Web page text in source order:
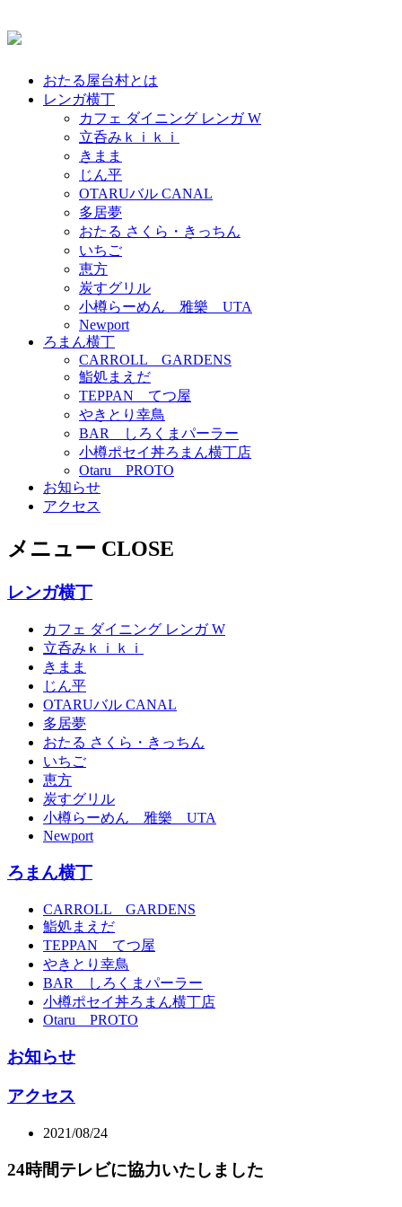
おたる屋台村とは
レンガ横丁
カフェ ダイニング レンガ W
立呑みｋｉｋｉ
きまま
じん平
OTARUバル CANAL
多居夢
おたる さくら・きっちん
いちご
恵方
炭すグリル
小樽らーめん 雅樂 UTA
Newport
ろまん横丁
CARROLL GARDENS
鮨処まえだ
TEPPAN てつ屋
やきとり幸鳥
BAR しろくまパーラー
小樽ポセイ丼ろまん横丁店
Otaru PROTO
お知らせ
アクセス
メニュー CLOSE
レンガ横丁
カフェ ダイニング レンガ W
立呑みｋｉｋｉ
きまま
じん平
OTARUバル CANAL
多居夢
おたる さくら・きっちん
いちご
恵方
炭すグリル
小樽らーめん 雅樂 UTA
Newport
ろまん横丁
CARROLL GARDENS
鮨処まえだ
TEPPAN てつ屋
やきとり幸鳥
BAR しろくまパーラー
小樽ポセイ丼ろまん横丁店
Otaru PROTO
お知らせ
アクセス
2021/08/24
24時間テレビに協力いたしました